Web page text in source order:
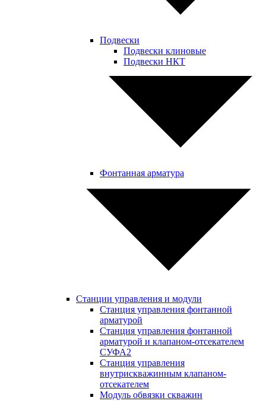
Подвески
Подвески клиновые
Подвески НКТ
Фонтанная арматура
Станции управления и модули
Станция управления фонтанной
арматурой
Станция управления фонтанной
арматурой и клапаном-отсекателем
СУФА2
Станция управления
внутрискважинным клапаном-
отсекателем
Модуль обвязки скважин